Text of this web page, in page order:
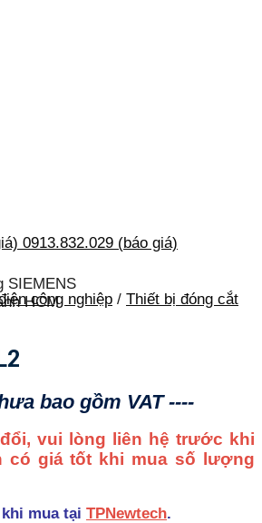
0913.832.029 (báo giá)
SIEMENS
HCM
công nghiệp / Thiết bị đóng cắt
bao gồm VAT ----
vui lòng liên hệ trước khi
có giá tốt khi mua số lượng
mua tại TPNewtech.